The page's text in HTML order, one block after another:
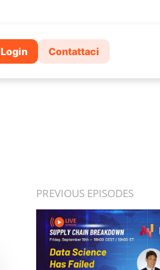
Login Contattaci
PREVIOUS EPISODES